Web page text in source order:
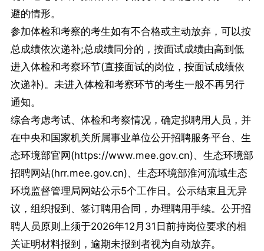
避的情形。
参加体检和考察的考生如有不合格或主动放弃，可以按
总成绩依次递补;总成绩同分的，按面试成绩由高到低
进入体检和考察环节(直接面试的岗位，按面试成绩依
次递补)。未进入体检和考察环节的考生一般不再另行
通知。
综合考虑考试、体检和考察情况，确定拟聘用人员，并
在中央和国家机关所属事业单位公开招聘服务平台、生
态环境部官网(https://www.mee.gov.cn)、生态环境部
招聘网站(hrr.mee.gov.cn)、生态环境部淮河流域生态
环境监督管理局网站公示5个工作日。公示结束且无异
议，组织报到、签订聘用合同，办理聘用手续。公开招
聘人员原则上须于2026年12月31日前持岗位要求的相
关证明材料报到，逾期未报到者视为自动放弃。